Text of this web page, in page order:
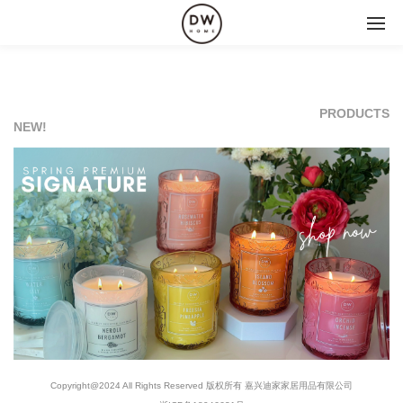
PRODUCTS
NEW!
Copyright@2024 All Rights Reserved 版权所有 嘉兴迪家家居用品有限公司